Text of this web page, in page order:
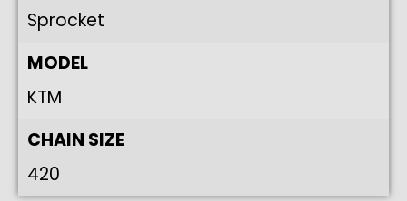
Sprocket
MODEL
KTM
CHAIN SIZE
420